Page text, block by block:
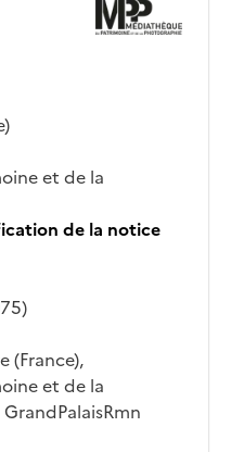
et de la
de la notice
(France),
et de la